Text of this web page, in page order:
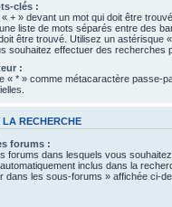
clés :
+ » devant un mot qui doit être
liste de mots séparés entre des
être trouvé. Utilisez un astérisque
souhaitez effectuer des recherches
:
« * » comme métacaractère passe-
LA RECHERCHE
forums :
forums dans lesquels vous
inclus dans la
dans les sous-forums » affichée ci-